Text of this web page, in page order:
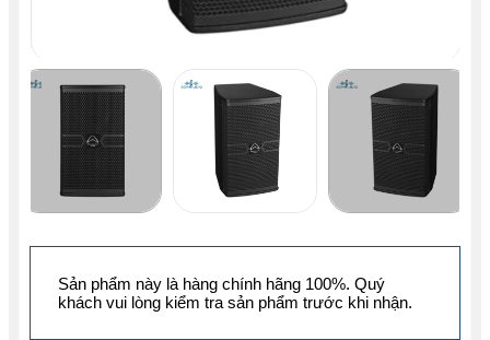
Sản phẩm này là hàng chính hãng 100%. Quý
khách vui lòng kiểm tra sản phẩm trước khi nhận.